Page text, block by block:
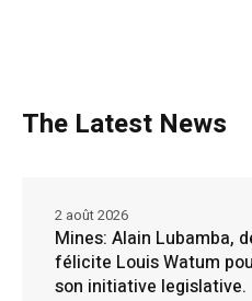
The Latest News
Mines: Alain Lubamba,
félicite Louis Watum
son initiative legislative.
2 août 2026